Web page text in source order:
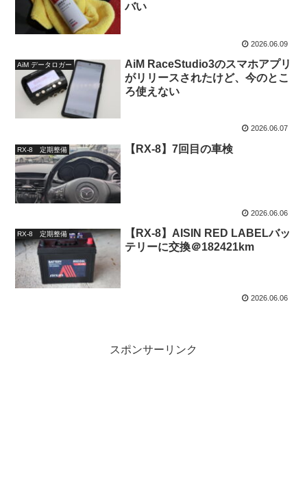
バい
2026.06.09
AiM データロガー
AiM RaceStudio3のスマホアプリ
がリリースされたけど、今のとこ
ろ使えない
2026.06.07
RX-8 定期整備 【RX-8】7回目の車検
2026.06.06
RX-8 定期整備
【RX-8】AISIN RED LABELバッ
テリーに交換＠182421km
2026.06.06
スポンサーリンク